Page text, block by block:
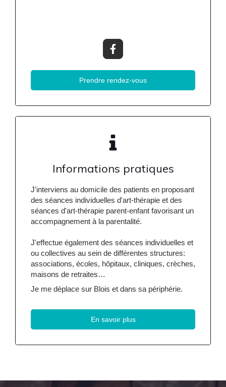
Prendre rendez-vous
Informations pratiques
J'interviens au domicile des patients en proposant
des séances individuelles d'art-thérapie et des
séances d'art-thérapie parent-enfant favorisant un
accompagnement à la parentalité.
J'effectue également des séances individuelles et
ou collectives au sein de différentes structures:
associations, écoles, hôpitaux, cliniques, crèches,
maisons de retraites…
Je me déplace sur Blois et dans sa périphérie.
En savoir plus